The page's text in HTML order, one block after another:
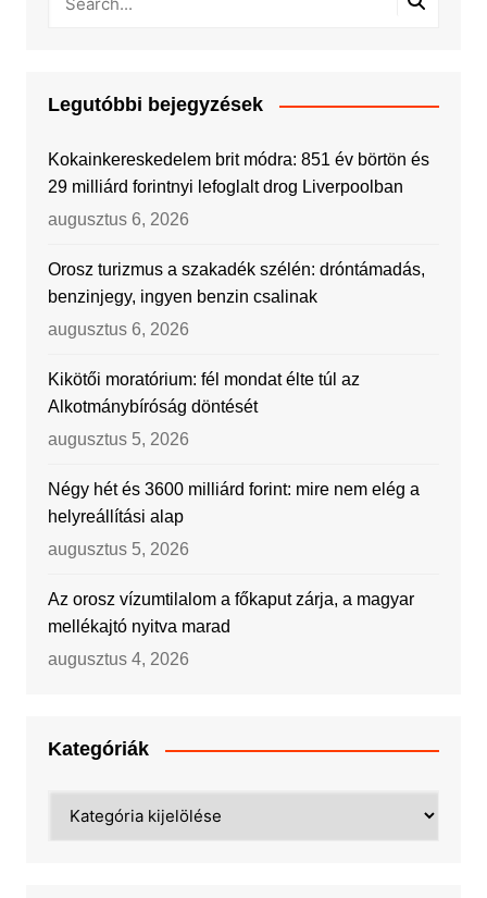
Legutóbbi bejegyzések
Kokainkereskedelem brit módra: 851 év börtön és
29 milliárd forintnyi lefoglalt drog Liverpoolban
augusztus 6, 2026
Orosz turizmus a szakadék szélén: dróntámadás,
benzinjegy, ingyen benzin csalinak
augusztus 6, 2026
Kikötői moratórium: fél mondat élte túl az
Alkotmánybíróság döntését
augusztus 5, 2026
Négy hét és 3600 milliárd forint: mire nem elég a
helyreállítási alap
augusztus 5, 2026
Az orosz vízumtilalom a főkaput zárja, a magyar
mellékajtó nyitva marad
augusztus 4, 2026
Kategóriák